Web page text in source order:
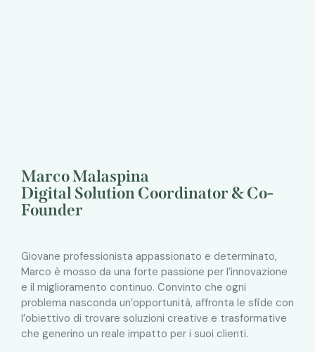
Marco Malaspina
Digital Solution Coordinator & Co-
Founder
Giovane professionista appassionato e determinato,
Marco è mosso da una forte passione per l’innovazione
e il miglioramento continuo. Convinto che ogni
problema nasconda un’opportunità, affronta le sfide con
l’obiettivo di trovare soluzioni creative e trasformative
che generino un reale impatto per i suoi clienti.